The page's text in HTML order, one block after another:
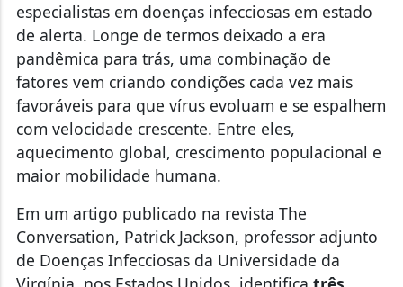
especialistas em doenças infecciosas em estado
de alerta. Longe de termos deixado a era
pandêmica para trás, uma combinação de
fatores vem criando condições cada vez mais
favoráveis para que vírus evoluam e se espalhem
com velocidade crescente. Entre eles,
aquecimento global, crescimento populacional e
maior mobilidade humana.
Em um artigo publicado na revista The
Conversation, Patrick Jackson, professor adjunto
de Doenças Infecciosas da Universidade da